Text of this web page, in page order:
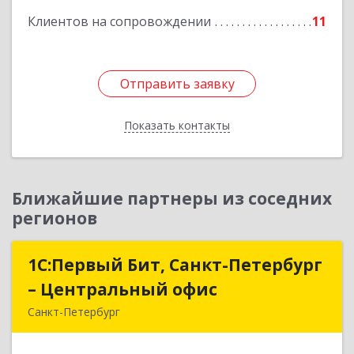
Клиентов на сопровождении 11
Отправить заявку
Показать контакты
Отправить заявку
Назад
Ближайшие партнеры из соседних
регионов
1С:Первый Бит, Санкт-Петербург
– Центральный офис
Санкт-Петербург
1С:Первый Бит, Санкт-Петербург
– Центральный офис